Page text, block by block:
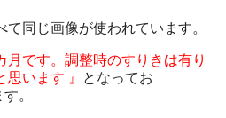
同じ画像が使われています。
月です。調整時のすりきは有り
います 』
となってお
。